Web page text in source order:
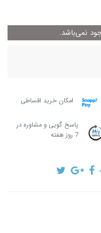
نمی‌باشد.
امکان خرید اقساطی
پاسخ گویی و مشاوره در
7 روز هفته